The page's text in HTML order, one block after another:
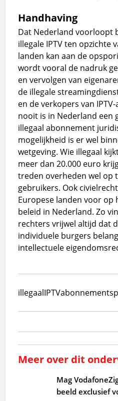
Handhaving
Dat Nederland voorloopt
illegale IPTV ten opzichte
landen kan aan de
wordt vooral de nadruk
en vervolgen van
de illegale
en de verkopers van
nooit is in Nederland een
illegaal abonnement
mogelijkheid is er wel
wetgeving. Wie illegaal
meer dan 20.000 euro
treden overheden wel op
gebruikers. Ook
Europese landen voor
beleid in Nederland. Zo
rechters vrijwel altijd dat
individuele burgers
intellectuele
illegaalIPTVabonnement
Meer over dit
Mag
beeld exclusief